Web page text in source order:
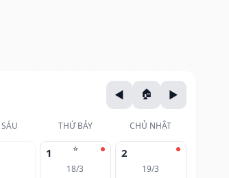
THỨ BẢY CHỦ NHẬT
⭐
1
18/3
2
19/3